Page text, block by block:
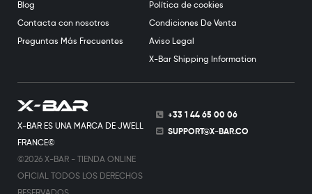
X-BAR ES UNA MARCA DE JWELL
FRANCE©
©2026 X-BAR - TIENDA ONLINE
OFICIAL TODOS LOS DERECHOS
+33 1 44 65 00 06
SUPPORT@X-BAR.CO
Blog
Contacta con nosotros
Preguntas Más Frecuentes
Política de cookies
Condiciones De Venta
Aviso Legal
X-Bar Shipping Information